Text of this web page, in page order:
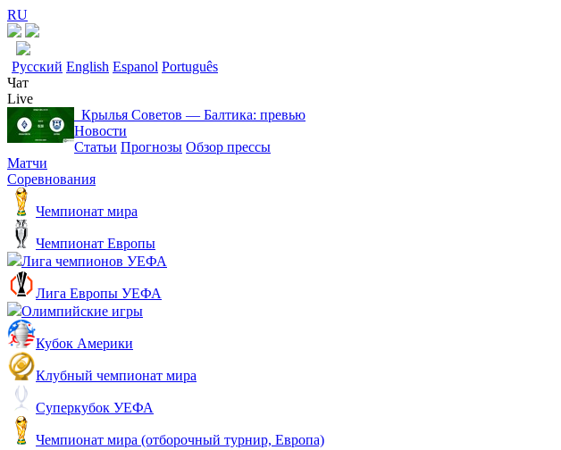
RU
Русский English Espanol Português
Чат
Live
Крылья Советов ― Балтика: превью
Новости
Статьи Прогнозы Обзор прессы
Матчи
Соревнования
Чемпионат мира
Чемпионат Европы
Лига чемпионов УЕФА
Лига Европы УЕФА
Олимпийские игры
Кубок Америки
Клубный чемпионат мира
Суперкубок УЕФА
Чемпионат мира (отборочный турнир, Европа)